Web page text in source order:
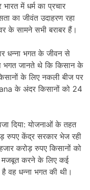
में धर्म का प्रचार
का जीवंत उदाहरण रहा
के सामने सभी बराबर हैं।
धन्ना भगत के जीवन से
भगत जानते थे कि किसान के
के लिए नकली बीज पर
के अंदर किसानों को 24
दिया: योजनाओं के तहत
रुपए केंद्र सरकार भेज रही
करोड़ रुपए किसानों को
मजबूत करने के लिए कई
वह धन्ना भगत की थी।